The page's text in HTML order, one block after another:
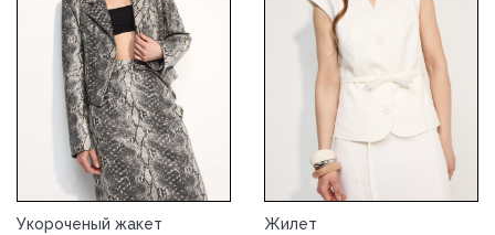
Укороченый жакет Жилет